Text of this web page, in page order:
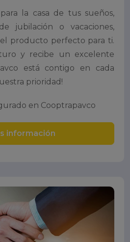
la casa de tus sueños,
jubilación o vacaciones,
producto perfecto para ti.
y recibe un excelente
está contigo en cada
prioridad!
en Cooptrapavco
información